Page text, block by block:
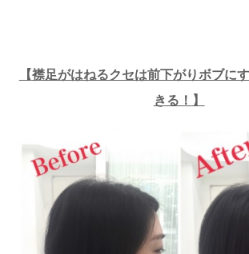
【襟足がはねるクセは前下がりボブに
きる！ 】